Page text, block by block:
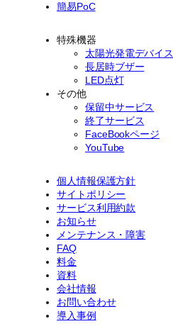
簡易PoC
特殊機器
太陽光発電デバイス
長居時ブザー
LED点灯
その他
保留中サービス
終了サービス
FaceBookページ
YouTube
個人情報保護方針
サイトポリシー
サービス利用約款
お知らせ
メンテナンス・障害
FAQ
料金
資料
会社情報
お問い合わせ
導入事例